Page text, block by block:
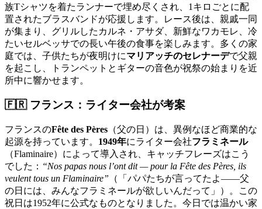
族Tシャツを着たランナーで埋め尽くされ、1キロごとに配
置されたブラスバンドが応援します。レース後は、親戚一同
が集まり、グリルしたカルネ・アサダ、新鮮なワカモレ、冷
たいセルベッサでの長い午後の食事を楽しみます。多くの家
庭では、子供たちが夜明けにマリアッチのセレナーデで父親
を起こし、トランペットとギターの音色が祝祭の始まりを近
所中に響かせます。
🇫🇷 フランス：ライター会社が考案
フランスのFête des Pères （父の日）は、異例なほど商業的な
起源を持っています。 1949年にライター会社フラミネール
（Flaminaire）によって導入され、キャッチフレーズはこう
でした： “Nos papas nous l’ont dit — pour la Fête des Pères, ils
veulent tous un Flaminaire” （「パパたちが言ってたよ——父
の日には、みんなフラミネールが欲しいんだって」）。この
祝日は1952年に公式なものとなりました。今日では温かい家